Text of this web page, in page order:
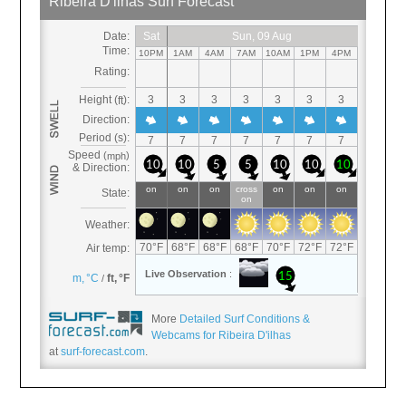
More Detailed Surf Conditions &
Webcams for Ribeira D'ilhas
atsurf-forecast.com.